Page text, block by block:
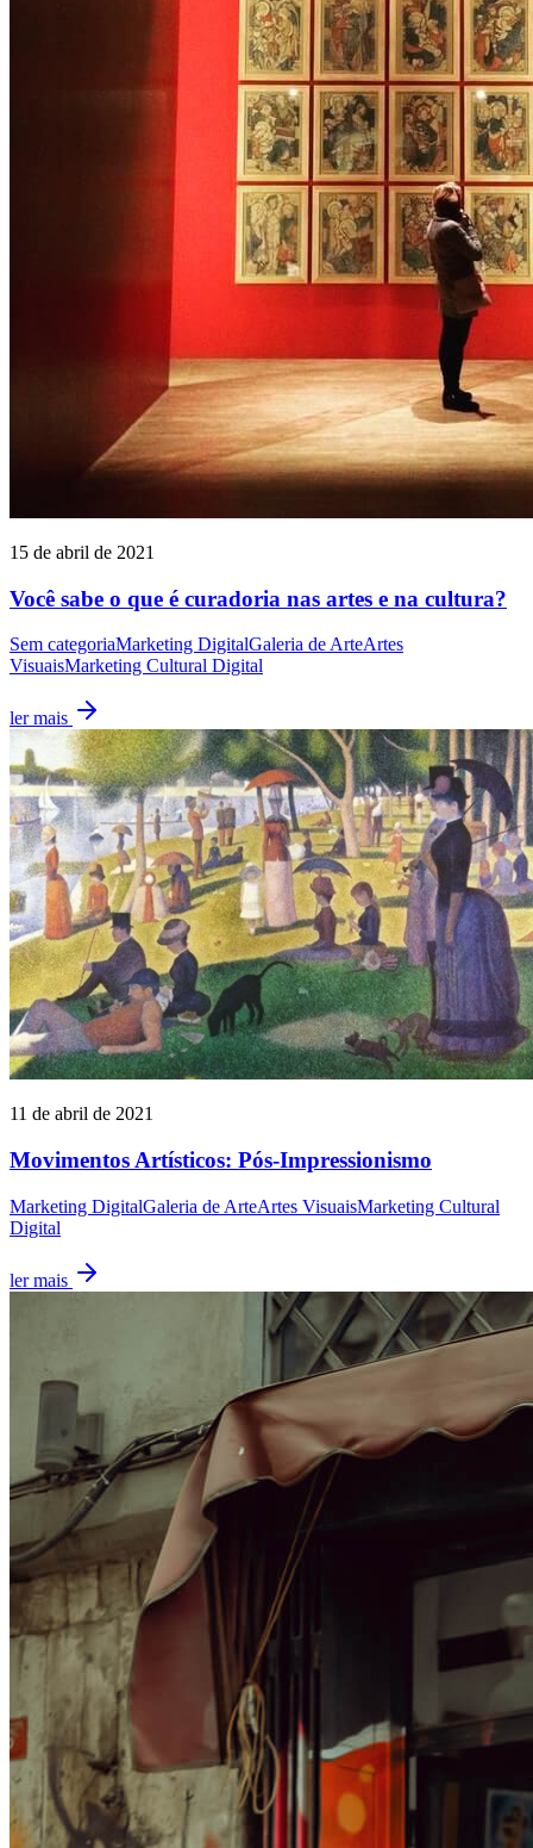
15 de abril de 2021
Você sabe o que é curadoria nas artes e na cultura?
Sem categoriaMarketing DigitalGaleria de ArteArtes
VisuaisMarketing Cultural Digital
ler mais
11 de abril de 2021
Movimentos Artísticos: Pós-Impressionismo
Marketing DigitalGaleria de ArteArtes VisuaisMarketing Cultural
Digital
ler mais